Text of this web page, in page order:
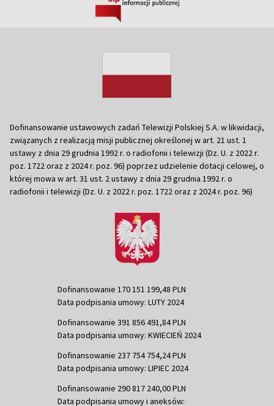
Dofinansowanie ustawowych zadań Telewizji Polskiej S.A. w likwidacji,
związanych z realizacją misji publicznej określonej w art. 21 ust. 1
ustawy z dnia 29 grudnia 1992 r. o radiofonii i telewizji (Dz. U. z 2022 r.
poz. 1722 oraz z 2024 r. poz. 96) poprzez udzielenie dotacji celowej, o
której mowa w art. 31 ust. 2 ustawy z dnia 29 grudnia 1992 r. o
radiofonii i telewizji (Dz. U. z 2022 r. poz. 1722 oraz z 2024 r. poz. 96)
Dofinansowanie 170 151 199,48 PLN
Data podpisania umowy: LUTY 2024
Dofinansowanie 391 856 491,84 PLN
Data podpisania umowy: KWIECIEŃ 2024
Dofinansowanie 237 754 754,24 PLN
Data podpisania umowy: LIPIEC 2024
Dofinansowanie 290 817 240,00 PLN
Data podpisania umowy i aneksów: